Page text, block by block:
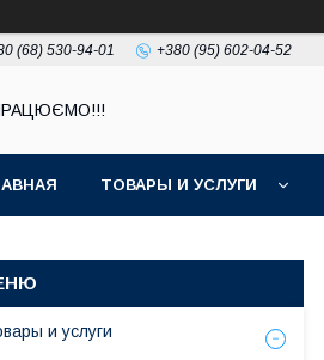
(68) 530-94-01 +380 (95) 602-04-52
ТОВАРЫ И УСЛУГИ
и услуги